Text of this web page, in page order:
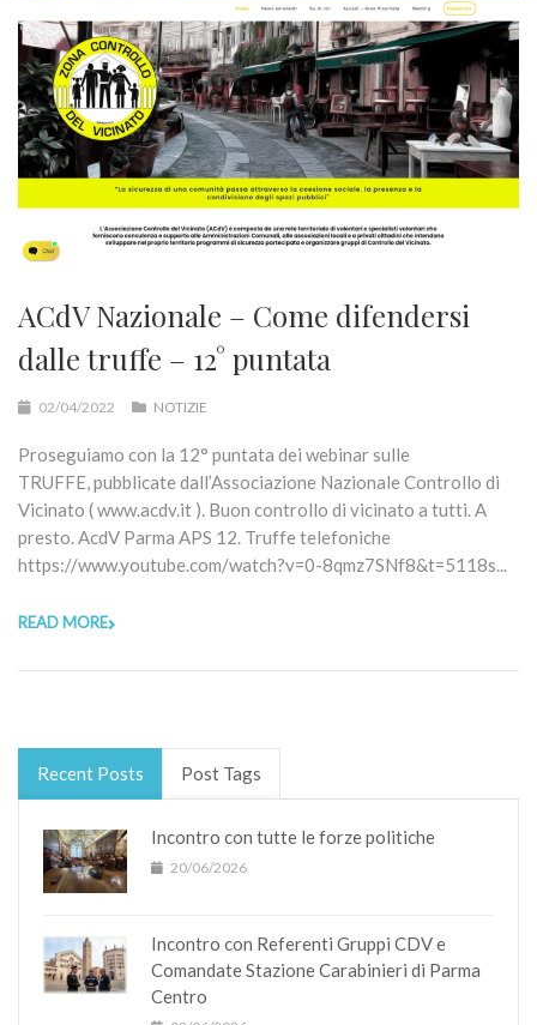
ACdV Nazionale – Come difendersi
dalle truffe – 12° puntata
02/04/2022 NOTIZIE
Proseguiamo con la 12° puntata dei webinar sulle
TRUFFE, pubblicate dall’Associazione Nazionale Controllo di
Vicinato ( www.acdv.it ). Buon controllo di vicinato a tutti. A
presto. AcdV Parma APS 12. Truffe telefoniche
https://www.youtube.com/watch?v=0-8qmz7SNf8&t=5118s...
READ MORE
Recent Posts Post Tags
Incontro con tutte le forze politiche
20/06/2026
Incontro con Referenti Gruppi CDV e
Comandate Stazione Carabinieri di Parma
Centro